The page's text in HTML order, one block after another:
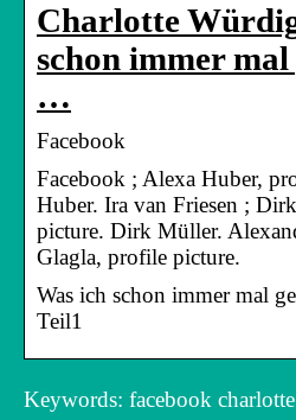
Charlotte
schon immer mal
…
Facebook
Facebook ; Alexa Huber,
Huber. Ira van Friesen ;
picture. Dirk Müller.
Glagla, profile picture.
Was ich schon immer mal
Teil1
Keywords: facebook